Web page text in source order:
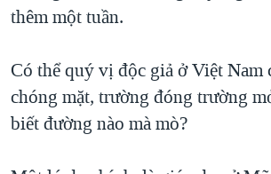
thêm một tuần.
Có thể quý vị độc giả ở Việt Nam
chóng mặt, trường đóng trường
biết đường nào mà mò?